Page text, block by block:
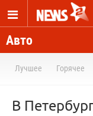
Авто
Лучшее Горячее
В